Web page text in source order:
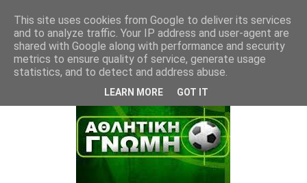
This site uses cookies from Google to deliver its services
and to analyze traffic. Your IP address and user-agent are
shared with Google along with performance and security
metrics to ensure quality of service, generate usage
statistics, and to detect and address abuse.
LEARN MORE GOT IT